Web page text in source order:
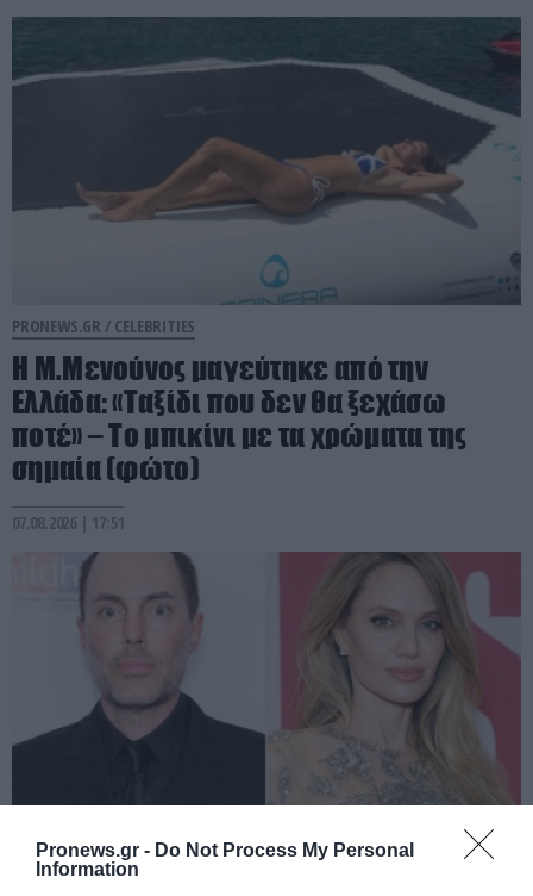
Pronews.gr - Do Not Process My Personal
Information
PRONEWS.GR / CELEBRITIES
Η Μ.Μενούνος μαγεύτηκε από την
Ελλάδα: «Ταξίδι που δεν θα ξεχάσω
ποτέ» – Το μπικίνι με τα χρώματα της
σημαία (φώτο)
07.08.2026 | 17:51
PRONEWS.GR /CELEBRITIES